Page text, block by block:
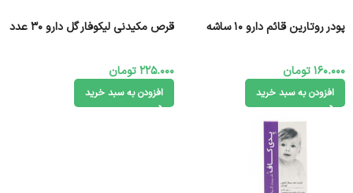
پودر روتارین قائم دارو 10 ساشه
160.000تومان
افزودن به سبد خرید
قرص مکیدنی لیکوفار گل دارو 30 عدد
225.000تومان
افزودن به سبد خرید